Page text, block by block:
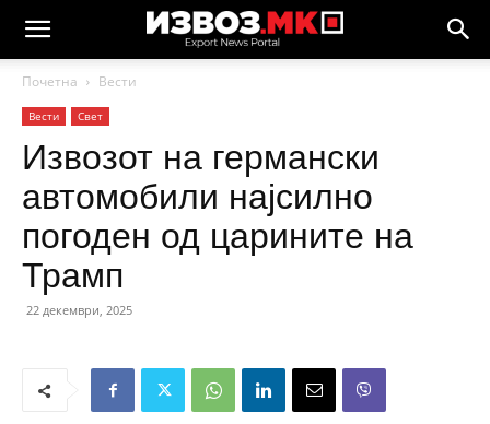
Почетна Вести
Вести Свет
Извозот на германски
автомобили најсилно
погоден од царините на
Трамп
22 декември, 2025